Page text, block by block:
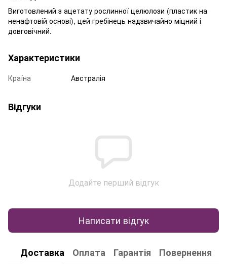
Виготовлений з ацетату рослинної целюлози (пластик на
ненафтовій основі), цей гребінець надзвичайно міцний і
довговічний.
Характеристики
Країна Австралія
Відгуки
Додайте перший відгук
Написати відгук
Доставка Оплата Гарантія Повернення